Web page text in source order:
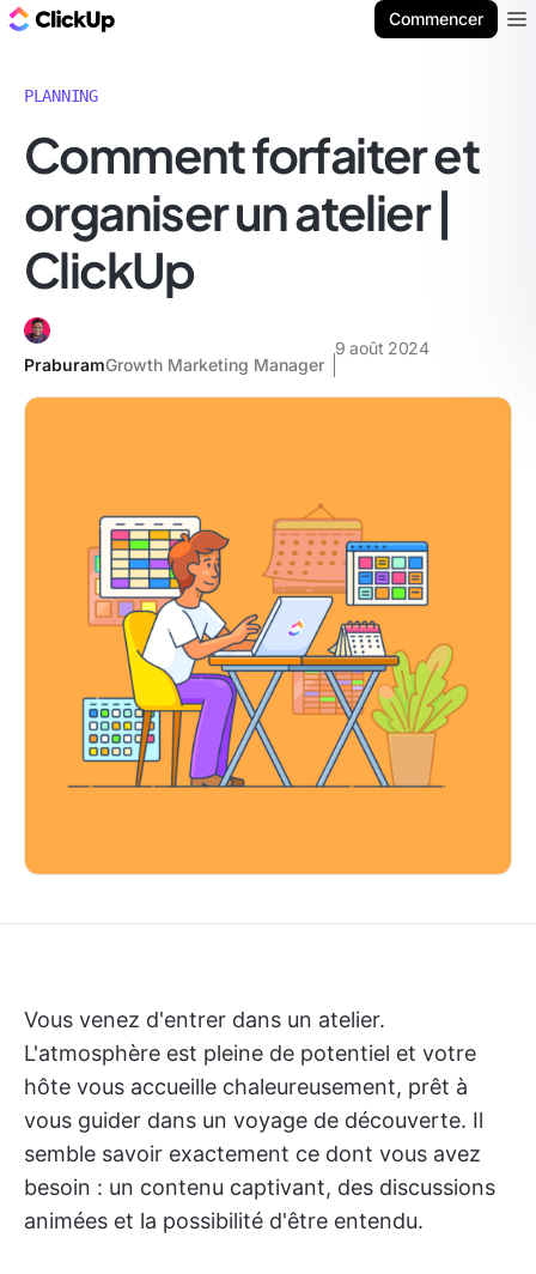
Commencer
PLANNING
Comment forfaiter et
organiser un atelier |
ClickUp
PraburamGrowth Marketing Manager
9 août 2024
Vous venez d'entrer dans un atelier.
L'atmosphère est pleine de potentiel et votre
hôte vous accueille chaleureusement, prêt à
vous guider dans un voyage de découverte. Il
semble savoir exactement ce dont vous avez
besoin : un contenu captivant, des discussions
animées et la possibilité d'être entendu.